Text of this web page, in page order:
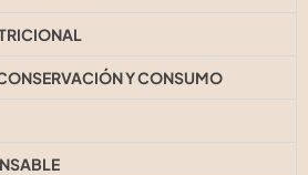
Y CONSUMO